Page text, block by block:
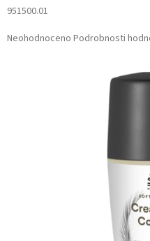
951500.01
Průměrné
Neohodnoceno Podrobnosti